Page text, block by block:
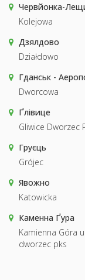
Червйонка-
Kolejowa
Дзялдово
Działdowo
Гданськ -
Dworcowa
Ґлівице
Gliwice Dworzec
Груєць
Grójec
Явожно
Katowicka
Каменна Ґура
Kamienna Góra
dworzec pks